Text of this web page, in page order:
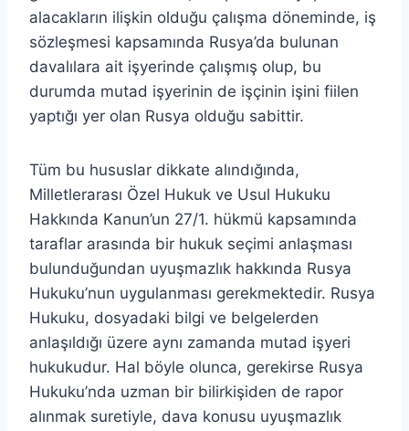
alacakların ilişkin olduğu çalışma döneminde, iş
sözleşmesi kapsamında Rusya’da bulunan
davalılara ait işyerinde çalışmış olup, bu
durumda mutad işyerinin de işçinin işini fiilen
yaptığı yer olan Rusya olduğu sabittir.
Tüm bu hususlar dikkate alındığında,
Milletlerarası Özel Hukuk ve Usul Hukuku
Hakkında Kanun’un 27/1. hükmü kapsamında
taraflar arasında bir hukuk seçimi anlaşması
bulunduğundan uyuşmazlık hakkında Rusya
Hukuku’nun uygulanması gerekmektedir. Rusya
Hukuku, dosyadaki bilgi ve belgelerden
anlaşıldığı üzere aynı zamanda mutad işyeri
hukukudur. Hal böyle olunca, gerekirse Rusya
Hukuku’nda uzman bir bilirkişiden de rapor
alınmak suretiyle, dava konusu uyuşmazlık